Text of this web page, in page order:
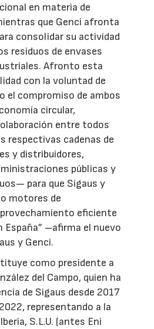
en materia de
que Genci afronta
consolidar su actividad
residuos de envases
Afronto esta
con la voluntad de
el compromiso de ambos
circular,
entre todos
respectivas cadenas de
y distribuidores,
públicas y
para que Sigaus y
motores de
eficiente
España” –afirma el nuevo
y Genci.
como presidente a
del Campo, quien ha
de Sigaus desde 2017
representando a la
S.L.U. (antes Eni